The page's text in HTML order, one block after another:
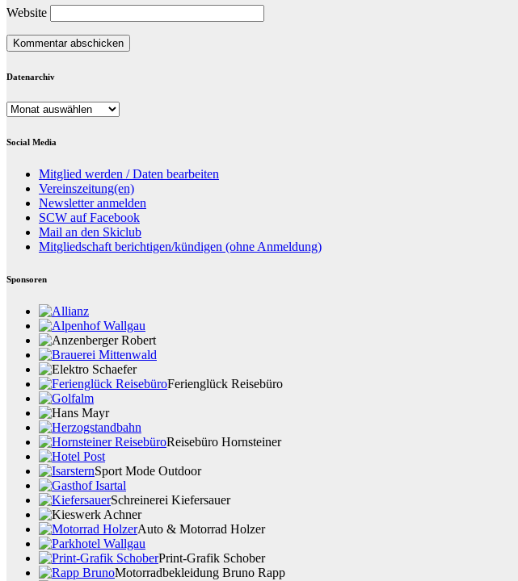
Website
Datenarchiv
Datenarchiv
Social Media
Mitglied werden / Daten bearbeiten
Vereinszeitung(en)
Newsletter anmelden
SCW auf Facebook
Mail an den Skiclub
Mitgliedschaft berichtigen/kündigen (ohne Anmeldung)
Sponsoren
Ferienglück Reisebüro
Reisebüro Hornsteiner
Sport Mode Outdoor
Schreinerei Kiefersauer
Auto & Motorrad Holzer
Print-Grafik Schober
Motorradbekleidung Bruno Rapp